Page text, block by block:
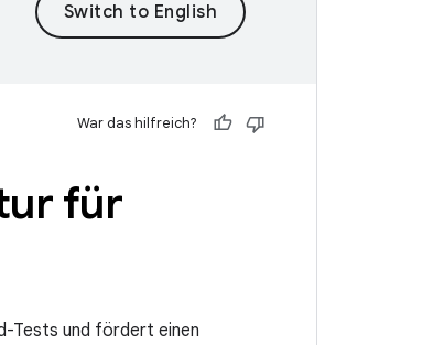
War das hilfreich?
für
Tests und fördert einen